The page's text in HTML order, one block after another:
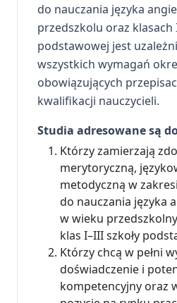
do nauczania języka
przedszkolu oraz klasach
podstawowej jest
wszystkich wymagań
obowiązujących
kwalifikacji nauczycieli.
Studia adresowane są
Którzy zamierzają
merytoryczną,
metodyczną w
do nauczania języka
w wieku
klas I–III szkoły
Którzy chcą w pełni
doświadczenie i
kompetencyjny oraz